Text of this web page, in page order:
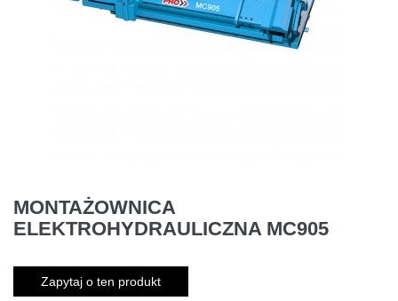
MONTAŻOWNICA
ELEKTROHYDRAULICZNA MC905
Zapytaj o ten produkt